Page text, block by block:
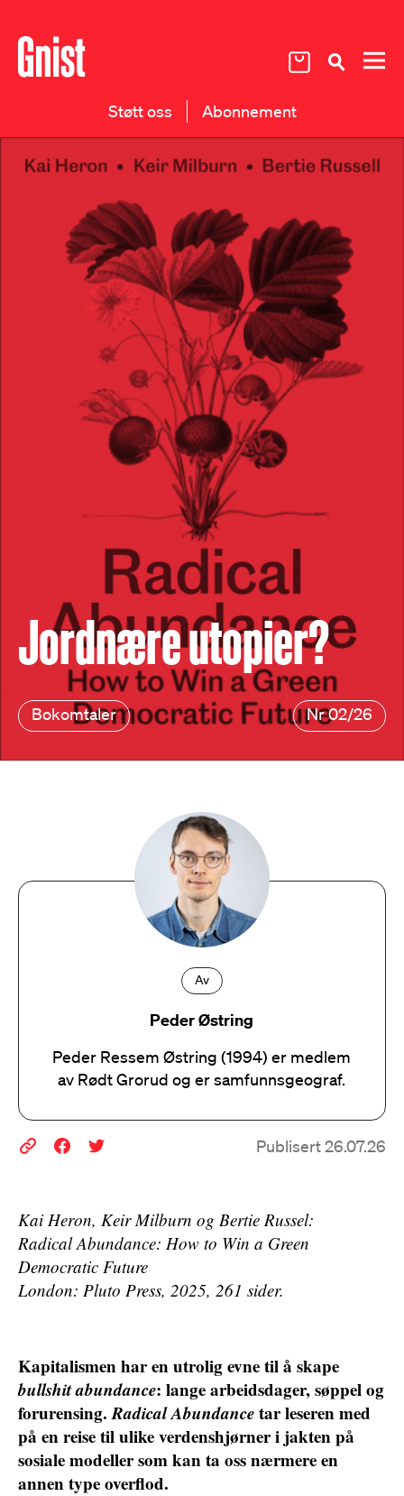
Støtt oss Abonnement
Jordnære utopier?
Bokomtaler Nr 02/26
Av
Peder Østring
Peder Ressem Østring (1994) er medlem
av Rødt Grorud og er samfunnsgeograf.
Publisert 26.07.26
Kai Heron, Keir Milburn og Bertie Russel:
Radical Abundance: How to Win a Green
Democratic Future
London: Pluto Press, 2025, 261 sider.
Kapitalismen har en utrolig evne til å skape
bullshit abundance: lange arbeidsdager, søppel og
forurensing.Radical Abundancetar leseren med
på en reise til ulike verdenshjørner i jakten på
sosiale modeller som kan ta oss nærmere en
annen type overflod.